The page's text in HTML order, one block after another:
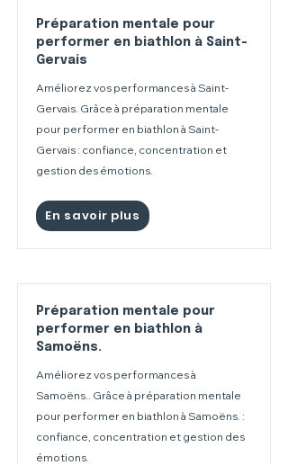
Préparation mentale pour
performer en biathlon à Saint-
Gervais
Améliorez vos performances à Saint-
Gervais. Grâce à préparation mentale
pour performer en biathlon à Saint-
Gervais : confiance, concentration et
gestion des émotions.
En savoir plus
Préparation mentale pour
performer en biathlon à
Samoëns.
Améliorez vos performances à
Samoëns.. Grâce à préparation mentale
pour performer en biathlon à Samoëns. :
confiance, concentration et gestion des
émotions.